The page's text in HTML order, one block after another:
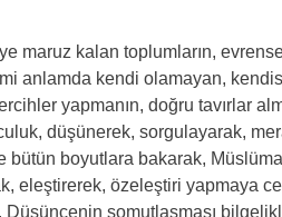
maruz kalan toplumların,
anlamda kendi olamayan,
yapmanın, doğru tavırlar
düşünerek, sorgulayarak,
bütün boyutlara bakarak,
eleştirerek, özeleştiri yapmaya
Düşüncenin somutlaşması